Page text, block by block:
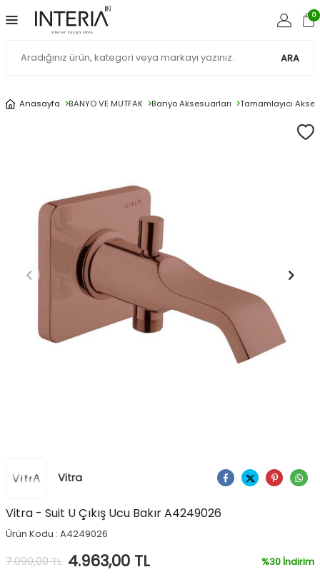
ARA
0
Anasayfa BANYO VE MUTFAK Banyo Aksesuarları Tamamlayıcı
Vitra Ürünü Paylaş
Vitra - Suit U Çıkış Ucu Bakır A4249026
Ürün Kodu : A4249026
7.090,00TL 4.963,00 TL %30 İndirim